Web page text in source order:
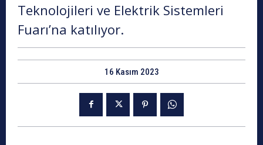
Teknolojileri ve Elektrik Sistemleri
Fuarı’na katılıyor.
16 Kasım 2023